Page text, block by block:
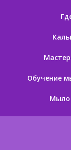
Обучение
Мыло